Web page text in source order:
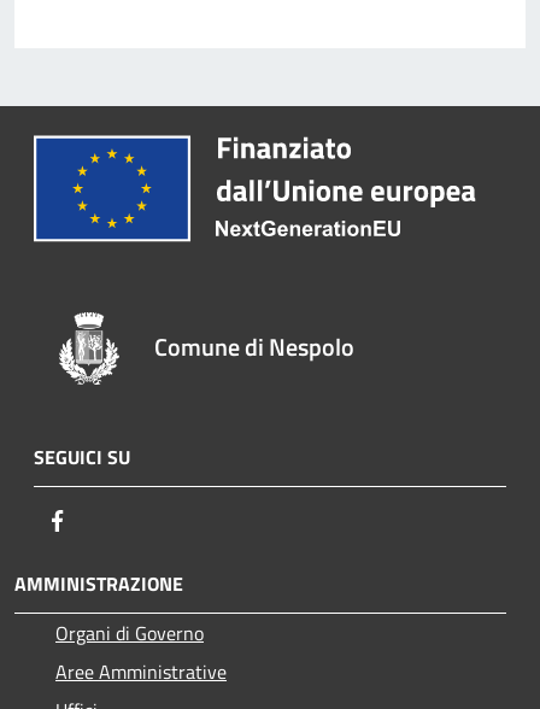
Comune di Nespolo
SEGUICI SU
AMMINISTRAZIONE
Organi di Governo
Aree Amministrative